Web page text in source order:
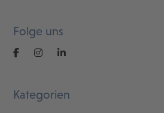
Folge uns
Kategorien